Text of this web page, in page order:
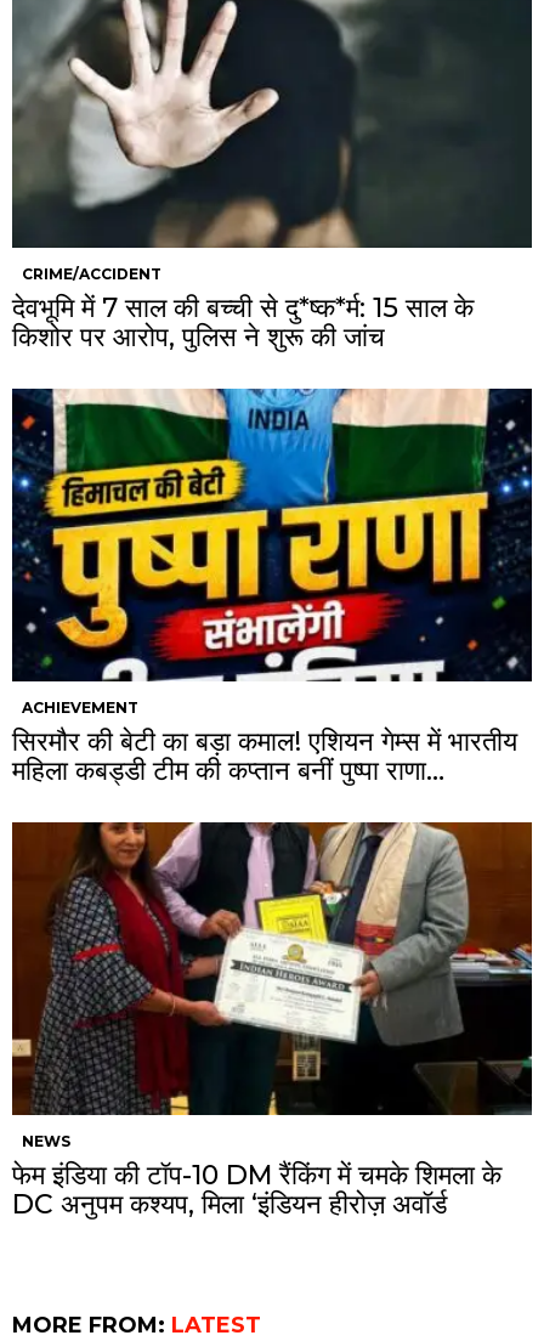
CRIME/ACCIDENT
देवभूमि में 7 साल की बच्ची से दु*ष्क*र्म: 15 साल के
किशोर पर आरोप, पुलिस ने शुरू की जांच
ACHIEVEMENT
सिरमौर की बेटी का बड़ा कमाल! एशियन गेम्स में भारतीय
महिला कबड्डी टीम की कप्तान बनीं पुष्पा राणा…
NEWS
फेम इंडिया की टॉप-10 DM रैंकिंग में चमके शिमला के
DC अनुपम कश्यप, मिला ‘इंडियन हीरोज़ अवॉर्ड
MORE FROM: LATEST